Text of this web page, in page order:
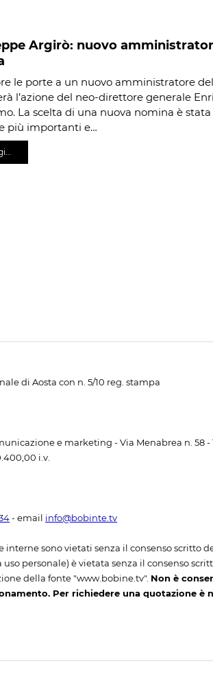
Argirò: nuovo
le porte a un nuovo amministratore
l’azione del neo-direttore generale
La scelta di una nuova nomina è
più importanti e…
di Aosta con n. 5/10 reg. stampa
e marketing - Via Menabrea n. 58 -
i.v.
- email info@bobinte.tv
sono vietati senza il consenso scritto
personale) è vietata senza il consenso
della fonte "www.bobine.tv". Non è
Per richiedere una quotazione